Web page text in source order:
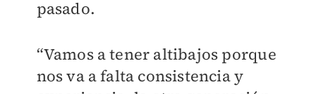
pasado.
“Vamos a tener altibajos porque
nos va a falta consistencia y